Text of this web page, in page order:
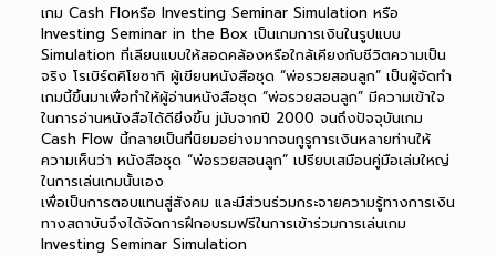
เกม Cash Floหรือ Investing Seminar Simulation หรือ
Investing Seminar in the Box เป็นเกมการเงินในรูปแบบ
Simulation ที่เลียนแบบให้สอดคล้องหรือใกล้เคียงกับชีวิตความเป็น
จริง โรเบิร์ตคิโยซากิ ผู้เขียนหนังสือชุด “พ่อรวยสอนลูก” เป็นผู้จัดทำ
เกมนี้ขึ้นมาเพื่อทำให้ผู้อ่านหนังสือชุด “พ่อรวยสอนลูก” มีความเข้าใจ
ในการอ่านหนังสือได้ดียิ่งขึ้น jนับจากปี 2000 จนถึงปัจจุบันเกม
Cash Flow นี้กลายเป็นที่นิยมอย่างมากจนกูรูการเงินหลายท่านให้
ความเห็นว่า หนังสือชุด “พ่อรวยสอนลูก” เปรียบเสมือนคู่มือเล่มใหญ่
ในการเล่นเกมนั้นเอง
เพื่อเป็นการตอบแทนสู่สังคม และมีส่วนร่วมกระจายความรู้ทางการเงิน
ทางสถาบันจึงได้จัดการฝึกอบรมฟรีในการเข้าร่วมการเล่นเกม
Investing Seminar Simulation